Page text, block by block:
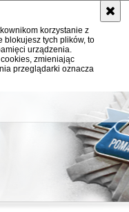
korzystanie z
blokujesz tych plików, to
urządzenia.
zmieniając
przeglądarki oznacza